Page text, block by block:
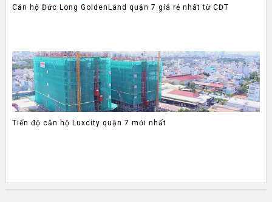
Căn hộ Đức Long GoldenLand quận 7 giá rẻ nhất từ CĐT
Tiến độ căn hộ Luxcity quận 7 mới nhất